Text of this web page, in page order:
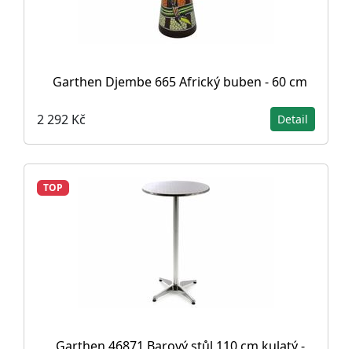
Garthen Djembe 665 Africký buben - 60 cm
2 292 Kč Detail
TOP